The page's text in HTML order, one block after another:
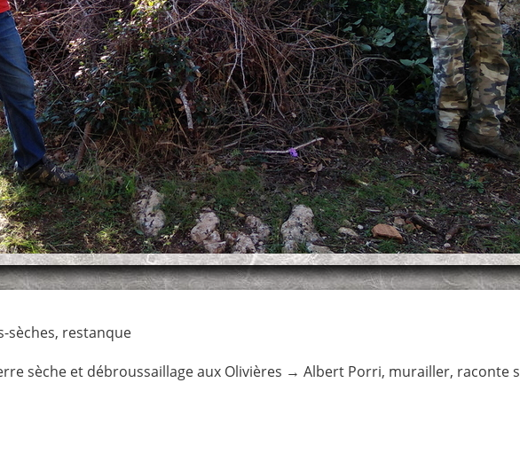
sèches, restanque
sèche et débroussaillage aux Olivières → Albert Porri, murailler, raconte